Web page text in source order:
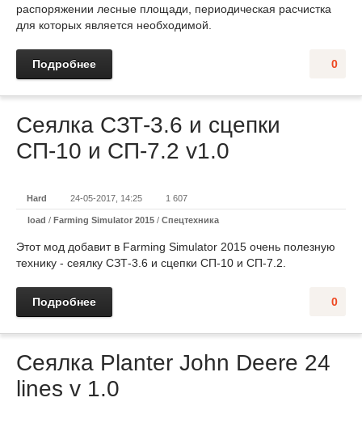
распоряжении лесные площади, периодическая расчистка
для которых является необходимой.
0
Подробнее
Сеялка СЗТ-3.6 и сцепки
СП-10 и СП-7.2 v1.0
Hard 24-05-2017, 14:25 1 607
load / Farming Simulator 2015 / Спецтехника
Этот мод добавит в Farming Simulator 2015 очень полезную
технику - сеялку СЗТ-3.6 и сцепки СП-10 и СП-7.2.
0
Подробнее
Сеялка Planter John Deere 24
lines v 1.0